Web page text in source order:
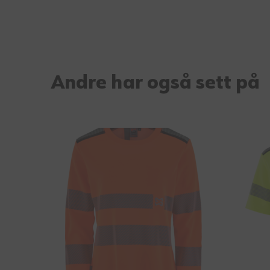
Andre har også sett på